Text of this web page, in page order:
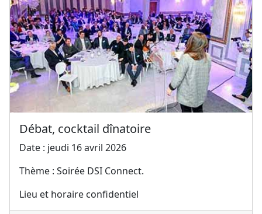
Débat, cocktail dînatoire
Date : jeudi 16 avril 2026
Thème : Soirée DSI Connect.
Lieu et horaire confidentiel